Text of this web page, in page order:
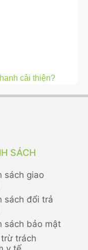
cải thiện?
SÁCH
sách giao
sách đổi trả
sách bảo mật
trách